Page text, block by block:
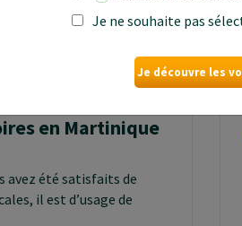
Je ne souhaite pas
Je découvre les
en Martinique
avez été satisfaits de
il est d’usage de